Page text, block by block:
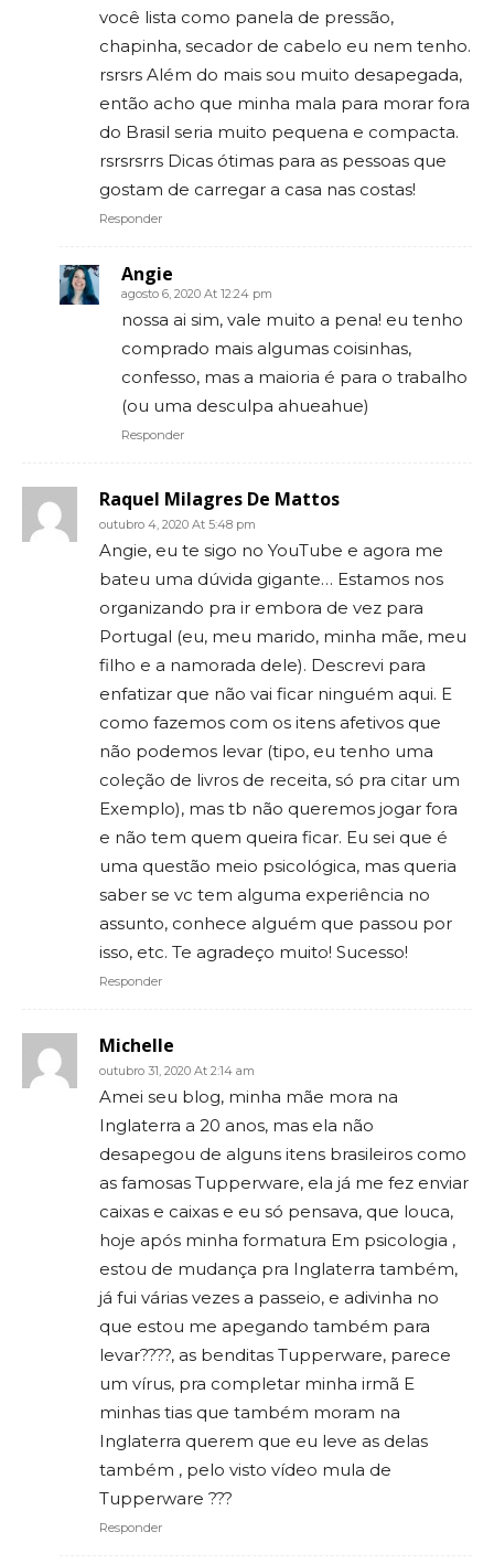
você lista como panela de pressão,
chapinha, secador de cabelo eu nem tenho.
rsrsrs Além do mais sou muito desapegada,
então acho que minha mala para morar fora
do Brasil seria muito pequena e compacta.
rsrsrsrrs Dicas ótimas para as pessoas que
gostam de carregar a casa nas costas!
Responder
Angie
agosto 6, 2020 At 12:24 pm
nossa ai sim, vale muito a pena! eu tenho
comprado mais algumas coisinhas,
confesso, mas a maioria é para o trabalho
(ou uma desculpa ahueahue)
Responder
Raquel Milagres De Mattos
outubro 4, 2020 At 5:48 pm
Angie, eu te sigo no YouTube e agora me
bateu uma dúvida gigante… Estamos nos
organizando pra ir embora de vez para
Portugal (eu, meu marido, minha mãe, meu
filho e a namorada dele). Descrevi para
enfatizar que não vai ficar ninguém aqui. E
como fazemos com os itens afetivos que
não podemos levar (tipo, eu tenho uma
coleção de livros de receita, só pra citar um
Exemplo), mas tb não queremos jogar fora
e não tem quem queira ficar. Eu sei que é
uma questão meio psicológica, mas queria
saber se vc tem alguma experiência no
assunto, conhece alguém que passou por
isso, etc. Te agradeço muito! Sucesso!
Responder
Michelle
outubro 31, 2020 At 2:14 am
Amei seu blog, minha mãe mora na
Inglaterra a 20 anos, mas ela não
desapegou de alguns itens brasileiros como
as famosas Tupperware, ela já me fez enviar
caixas e caixas e eu só pensava, que louca,
hoje após minha formatura Em psicologia ,
estou de mudança pra Inglaterra também,
já fui várias vezes a passeio, e adivinha no
que estou me apegando também para
levar????, as benditas Tupperware, parece
um vírus, pra completar minha irmã E
minhas tias que também moram na
Inglaterra querem que eu leve as delas
também , pelo visto vídeo mula de
Tupperware ???
Responder